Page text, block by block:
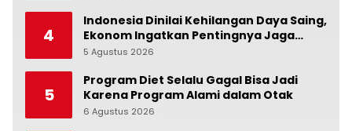
4
Indonesia Dinilai Kehilangan Daya Saing,
Ekonom Ingatkan Pentingnya Jaga
Independensi Bank Indonesia
5 Agustus 2026
5
Program Diet Selalu Gagal Bisa Jadi
Karena Program Alami dalam Otak
6 Agustus 2026